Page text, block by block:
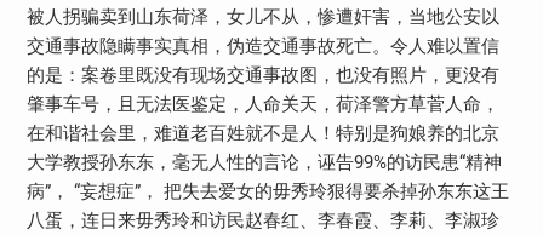
被人拐骗卖到山东荷泽，女儿不从，惨遭奸害，当地公安以
交通事故隐瞒事实真相，伪造交通事故死亡。令人难以置信
的是：案卷里既没有现场交通事故图，也没有照片，更没有
肇事车号，且无法医鉴定，人命关天，荷泽警方草菅人命，
在和谐社会里，难道老百姓就不是人！特别是狗娘养的北京
大学教授孙东东，毫无人性的言论，诬告99%的访民患“精神
病”， “妄想症”， 把失去爱女的毋秀玲狠得要杀掉孙东东这王
八蛋，连日来毋秀玲和访民赵春红、李春霞、李莉、李淑珍